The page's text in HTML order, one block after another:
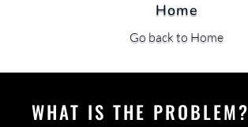
Home
Go back to Home
WHAT IS THE PROBLEM?